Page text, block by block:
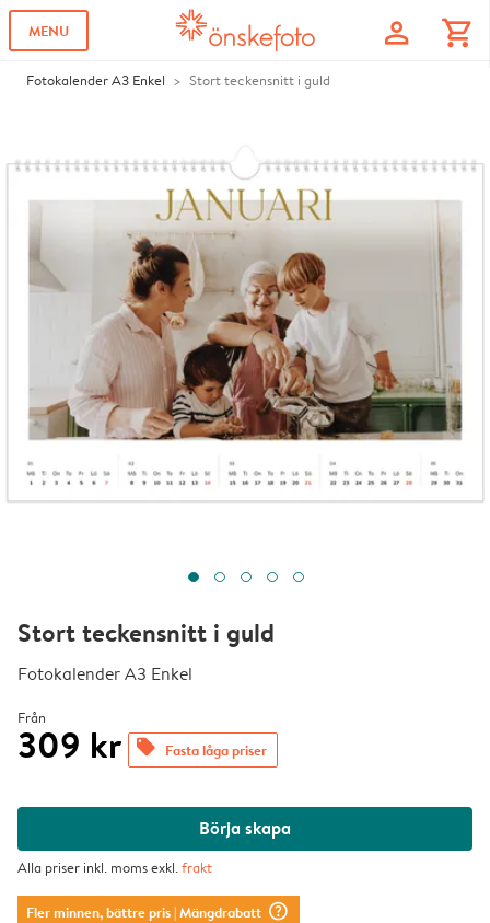
MENU profile shopping_cart
Fotokalender A3 Enkel Stort teckensnitt i guld
Stort teckensnitt i guld
Fotokalender A3 Enkel
Från
309 kr offers Fasta låga priser
Börja skapa
Alla priser inkl. moms exkl.frakt
Fler minnen, bättre pris| Mängdrabatt question_mark_circle